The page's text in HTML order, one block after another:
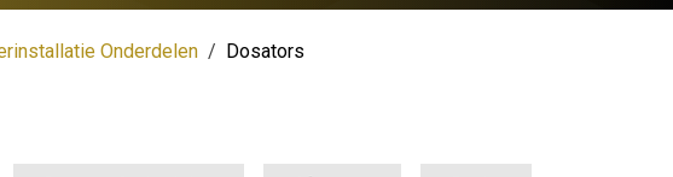
Onderdelen Dosators